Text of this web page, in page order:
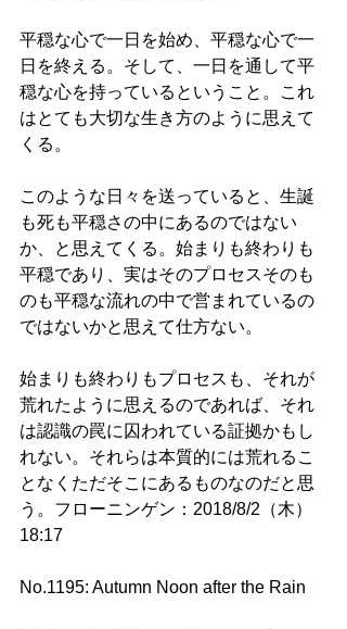
平穏な心で一日を始め、平穏な心で一
日を終える。そして、一日を通して平
穏な心を持っているということ。これ
はとても大切な生き方のように思えて
くる。
このような日々を送っていると、生誕
も死も平穏さの中にあるのではない
か、と思えてくる。始まりも終わりも
平穏であり、実はそのプロセスそのも
のも平穏な流れの中で営まれているの
ではないかと思えて仕方ない。
始まりも終わりもプロセスも、それが
荒れたように思えるのであれば、それ
は認識の罠に囚われている証拠かもし
れない。それらは本質的には荒れるこ
となくただそこにあるものなのだと思
う。フローニンゲン：2018/8/2（木）
18:17
No.1195: Autumn Noon after the Rain